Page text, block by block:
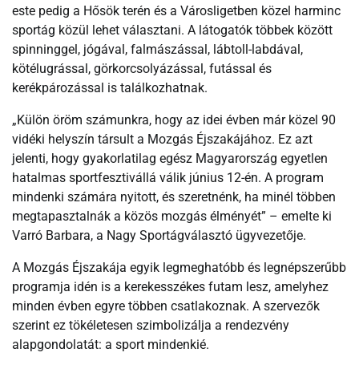
este pedig a Hősök terén és a Városligetben közel harminc
sportág közül lehet választani. A látogatók többek között
spinninggel, jógával, falmászással, lábtoll-labdával,
kötélugrással, görkorcsolyázással, futással és
kerékpározással is találkozhatnak.
„Külön öröm számunkra, hogy az idei évben már közel 90
vidéki helyszín társult a Mozgás Éjszakájához. Ez azt
jelenti, hogy gyakorlatilag egész Magyarország egyetlen
hatalmas sportfesztivállá válik június 12-én. A program
mindenki számára nyitott, és szeretnénk, ha minél többen
megtapasztalnák a közös mozgás élményét” – emelte ki
Varró Barbara, a Nagy Sportágválasztó ügyvezetője.
A Mozgás Éjszakája egyik legmeghatóbb és legnépszerűbb
programja idén is a kerekesszékes futam lesz, amelyhez
minden évben egyre többen csatlakoznak. A szervezők
szerint ez tökéletesen szimbolizálja a rendezvény
alapgondolatát: a sport mindenkié.